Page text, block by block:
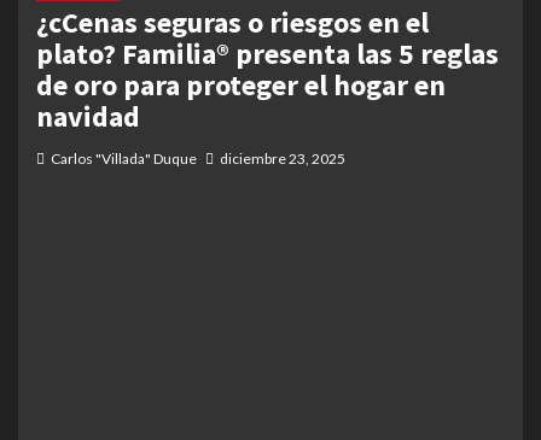
¿cCenas seguras o riesgos en el
plato? Familia® presenta las 5 reglas
de oro para proteger el hogar en
navidad
Carlos "Villada" Duque diciembre 23, 2025